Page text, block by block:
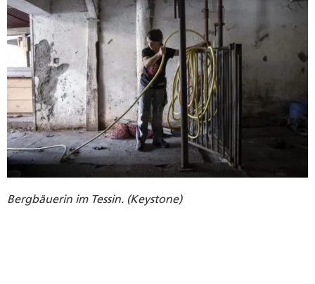
Bergbäuerin im Tessin. (Keystone)